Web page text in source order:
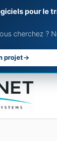
pour le
cherchez ?
projet